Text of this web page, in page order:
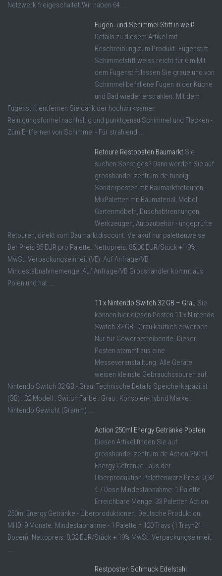
Netzwerk freigeschaltet.Wir haben 64 ...
Fugen- und Schimmel Stift in weiß
Details zu diesem Artikel mit
Beschreibung zum Produkt. Fugenstift
Schimmelstift weiss reicht für 6 m Mit
dem Fugenstift lassen Sie graue und von
Schimmel befallene Fugen in der Küche
und Bad wieder erstrahlen. Mit dem
Fugenstift entfernen Sie dank der hochwirksamen
Reinigungsformel nachhaltig und punktgenau Schimmel und Flecken -
Zum Entfernen von Schimmel - Für strahlend ...
Retoure Restposten Baumarkt Sie
suchen Sonstiges? Dann werden Sie auf
grosshandel-zentrum.de fündig!
Sonderposten mit Baumarktretouren -
MixPaletten mit Baumaterial, Möbel,
Gartenmöbeln, Duschabtrennungen,
Werkzeugen, Autozubehör - ungeprüfte
Retouren, direkt vom Baumarktdiscount. Verakuf nur palettenweise.
Der Preis 85 EUR pro Palette. Nettopreis: 85,00 EUR/Stück + 19%
MwSt. Verpackungseinheit (VE): Auf Anfrage/VB
Mindestabnahmemenge: Auf Anfrage/VB Grosshändler kommt aus
Polen und hat ...
11 x Nintendo Switch 32 GB – Grau Sie
können hier diesen Posten 11 x Nintendo
Switch 32 GB - Grau käuflich erwerben.
Nur für Gewerbetreibende. Dieser
Posten stammt aus eine
Messeveranstalltung. Alle Geräte
weisen kleinste Gebrauchsspuren auf.
Nintendo Switch 32 GB - Grau: Technische Details Speicherkapazität
(GB) : 32 Modell : Switch Farbe : Grau : Konsolen-Hybrid Marke :
Nintendo Gewicht (Gramm) ...
Action 250ml Energy Getränke Posten
Diesen Artikel finden Sie auf
grosshandel-zentrum.de Action 250ml
Energy Getränke - aus der
Überproduktion Palettenware Preis: 0,32
€ / Dose Mindestabnahme: 1 Palette
Erreichbare Menge: 33 Paletten Action
250ml Energy Getränke - Überproduktionen. Deutsche Produktion,
MHD: 9 Monate. Mindestabnahme - 1 Palette = 120 Trays (1 Tray=24
Dosen). Nettopreis: 0,32 EUR/Stück + 19% MwSt. Verpackungseinheit
...
Restposten Schmuck Edelstahl